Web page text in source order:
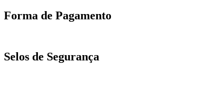
Forma de Pagamento
Selos de Segurança